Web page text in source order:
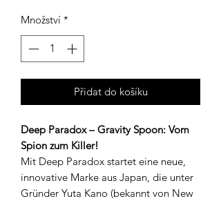
Množství *
Přidat do košíku
Deep Paradox – Gravity Spoon: Vom
Spion zum Killer!
Mit Deep Paradox startet eine neue,
innovative Marke aus Japan, die unter
Gründer Yuta Kano (bekannt von New